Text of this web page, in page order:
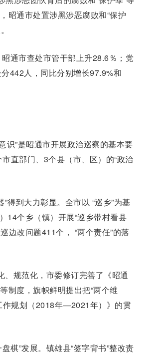
昭通市处置涉黑涉恶腐败和“保护
通市查处市管干部上升28.6％；党
442人，同比分别增长97.9%和
识”是昭通市开展政治巡察的基本要
直部门、3个县（市、区）的“政治
得到大力彰显。全市以 “巡乡”为基
14个乡（镇）开展“巡乡带村看县
边改问题411个， “两个责任”的落
、规范化，市委修订完善了《昭通
制度，旗帜鲜明提出把“两个维
作规划（2018年—2021年）》的贯
棋”发展。镇雄县“签字背书”整改责